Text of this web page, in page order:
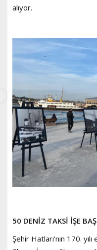
alıyor.
50 DENİZ TAKSİ İŞE
Şehir Hatları’nın 170.